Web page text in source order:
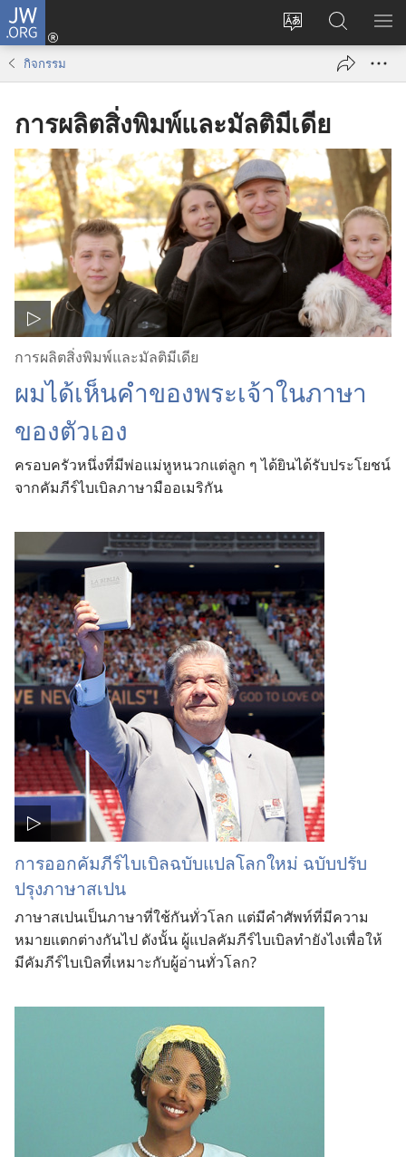
JW.ORG
เปลี่ยน
เข้า
(เปิด
ใหม่)
ค้นหา
ใน
JW.ORG
แส
กิจกรรม
การผลิตสิ่งพิมพ์และมัลติมีเดีย
การผลิตสิ่งพิมพ์และมัลติมีเดีย
ผมได้เห็นคำของพระเจ้าในภาษา
ของตัวเอง
ครอบครัวหนึ่งที่มีพ่อแม่หูหนวกแต่ลูก ๆ ได้ยินได้รับประโยชน์
จากคัมภีร์ไบเบิลภาษามืออเมริกัน
การ​ออก​คัมภีร์​ไบเบิล​ฉบับ​แปล​โลก​ใหม่ ฉบับ​ปรับ​
ปรุง​ภาษา​สเปน
ภาษา​สเปน​เป็น​ภาษา​ที่​ใช้​กัน​ทั่ว​โลก แต่​มี​คำ​ศัพท์​ที่​มี​ความ​
หมาย​แตก​ต่าง​กัน​ไป ดัง​นั้น ผู้​แปล​คัมภีร์​ไบเบิล​ทำ​ยังไง​เพื่อ​ให้​
มีคัมภีร์​ไบเบิล​ที่​เหมาะ​กับ​ผู้​อ่าน​ทั่ว​โลก?